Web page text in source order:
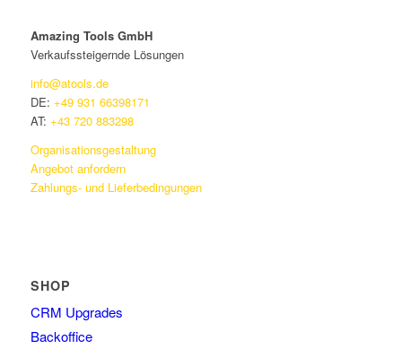
Amazing Tools GmbH
Verkaufssteigernde Lösungen
info@atools.de
DE: +49 931 66398171
AT: +43 720 883298
Organisationsgestaltung
Angebot anfordern
Zahlungs- und Lieferbedingungen
SHOP
CRM Upgrades
Backoffice